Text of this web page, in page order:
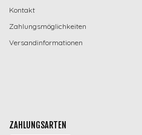
Kontakt
Zahlungsmöglichkeiten
Versandinformationen
ZAHLUNGSARTEN